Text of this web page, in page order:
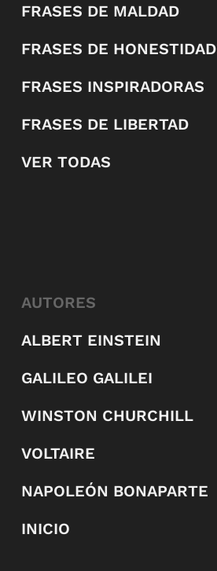
FRASES DE MALDAD
FRASES DE HONESTIDAD
FRASES INSPIRADORAS
FRASES DE LIBERTAD
VER TODAS
AUTORES
ALBERT EINSTEIN
GALILEO GALILEI
WINSTON CHURCHILL
VOLTAIRE
NAPOLEÓN BONAPARTE
INICIO